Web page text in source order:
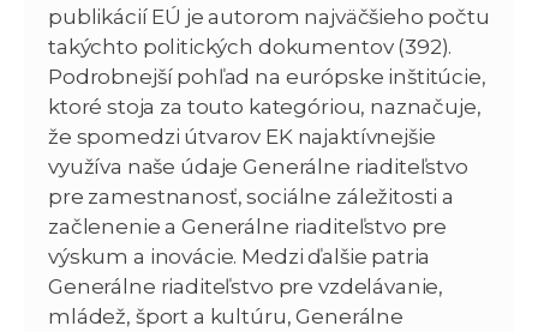
publikácií EÚ je autorom najväčšieho počtu
takýchto politických dokumentov (392).
Podrobnejší pohľad na európske inštitúcie,
ktoré stoja za touto kategóriou, naznačuje,
že spomedzi útvarov EK najaktívnejšie
využíva naše údaje Generálne riaditeľstvo
pre zamestnanosť, sociálne záležitosti a
začlenenie a Generálne riaditeľstvo pre
výskum a inovácie. Medzi ďalšie patria
Generálne riaditeľstvo pre vzdelávanie,
mládež, šport a kultúru, Generálne